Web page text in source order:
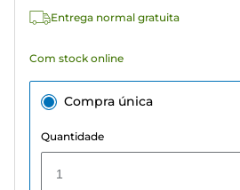
Entrega normal gratuita
Com stock online
Compra única
Quantidade
1